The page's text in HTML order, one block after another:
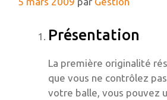
Présentation
La première originalité
que vous ne contrôlez
votre balle, vous pouvez